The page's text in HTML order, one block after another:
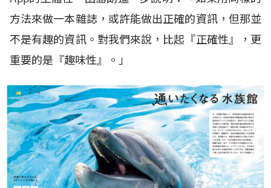
方法來做一本雜誌，或許能做出正確的資訊，但那並
不是有趣的資訊。對我們來說，比起『正確性』，更
重要的是『趣味性』。」